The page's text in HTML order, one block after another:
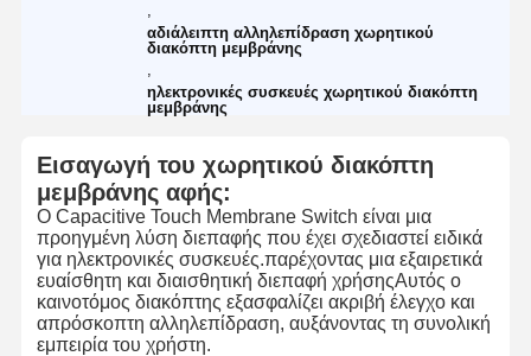
αδιάλειπτη αλληλεπίδραση χωρητικού
διακόπτη μεμβράνης
ηλεκτρονικές συσκευές χωρητικού διακόπτη
μεμβράνης
Εισαγωγή του χωρητικού διακόπτη
μεμβράνης αφής:
Ο Capacitive Touch Membrane Switch είναι μια
προηγμένη λύση διεπαφής που έχει σχεδιαστεί ειδικά
για ηλεκτρονικές συσκευές.παρέχοντας μια εξαιρετικά
ευαίσθητη και διαισθητική διεπαφή χρήσηςΑυτός ο
καινοτόμος διακόπτης εξασφαλίζει ακριβή έλεγχο και
απρόσκοπτη αλληλεπίδραση, αυξάνοντας τη συνολική
εμπειρία του χρήστη.